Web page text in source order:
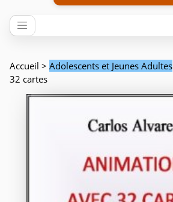
Accueil > Adolescents et Jeunes Adultes
32 cartes